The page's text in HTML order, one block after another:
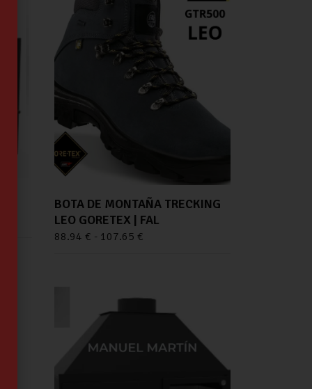
BOTA DE MONTAÑA TRECKING
LEO GORETEX | FAL
88.94 € - 107.65 €